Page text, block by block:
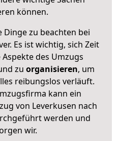
können.
Dinge zu beachten bei
Es ist wichtig, sich Zeit
des Umzugs
zu organisieren, um
reibungslos verläuft.
kann ein
von Leverkusen nach
werden und
wir.